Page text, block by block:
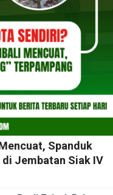
Spanduk
di Jembatan Siak IV